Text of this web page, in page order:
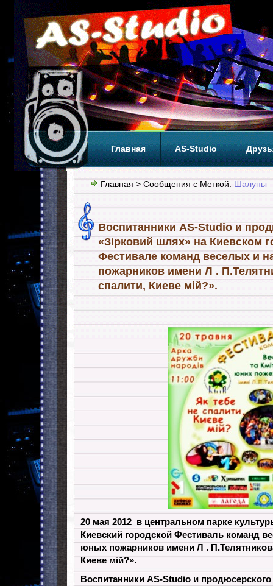
Главная AS-Studio
Теги ТОП
Главная > Сообщения с Меткой: Шалуны
Воспитанники AS-Studio и
«Зірковий шлях» на Киевском
Фестивале команд веселых и
пожарников имени Л .
спалити, Киеве мій?».
20 мая 2012 в центральном парке
Киевский городской Фестиваль команд
юных пожарников имени Л .
Киеве мій?».
Воспитанники AS-Studio и